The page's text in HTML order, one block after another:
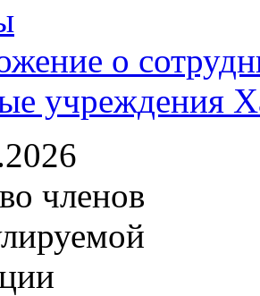
о
учреждения
членов